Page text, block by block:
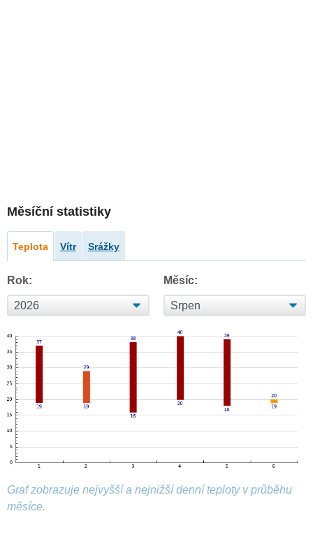
Měsíční statistiky
Teplota Vítr Srážky
Rok: Měsíc:
Graf zobrazuje nejvyšší a nejnižší denní teploty v průběhu
měsíce.